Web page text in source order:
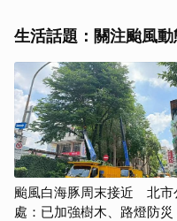
生活話題：關注颱風動
颱風白海豚周末接近 北市
處：已加強樹木、路燈防災